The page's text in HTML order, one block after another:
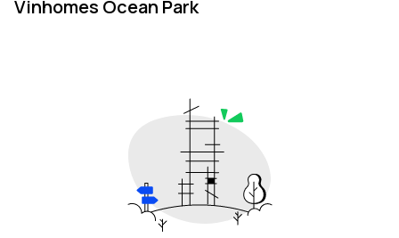
Vinhomes Ocean Park